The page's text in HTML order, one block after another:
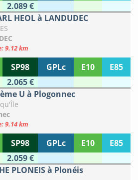
2.089 €
HEOL à LANDUDEC
9.12 km
SP98 GPLc E10
E85
2.065 €
U à Plogonnec
9.14 km
SP98 GPLc E10
E85
2.059 €
PLONEIS à Plonéis